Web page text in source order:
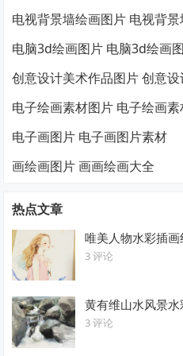
电视背景墙绘画图片 电视背
电脑3d绘画图片 电脑3d绘画
创意设计美术作品图片 创意
电子绘画素材图片 电子绘画
电子画图片 电子画图片素材
画绘画图片 画画绘画大全
热点文章
唯美人物水彩插
3 评论
黄有维山水风景
3 评论